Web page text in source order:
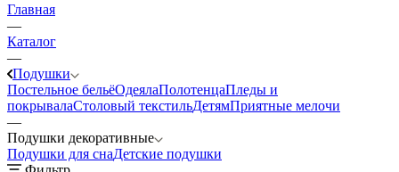
Главная
—
Каталог
—
Подушки
Постельное бельёОдеялаПолотенцаПледы и
покрывалаСтоловый текстильДетямПриятные мелочи
—
Подушки декоративные
Подушки для снаДетские подушки